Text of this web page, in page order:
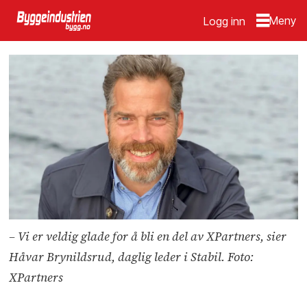
Logg inn
– Vi er veldig glade for å bli en del av XPartners, sier
Håvar Brynildsrud, daglig leder i Stabil. Foto:
XPartners